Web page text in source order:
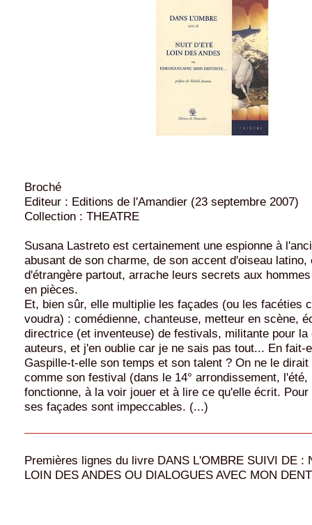
Broché
Editeur : Editions de l'Amandier (23 septembre 2007)
Collection : THEATRE
Susana Lastreto est certainement une espionne à
abusant de son charme, de son accent d'oiseau
d'étrangère partout, arrache leurs secrets aux
en pièces.
Et, bien sûr, elle multiplie les façades (ou les facéties
voudra) : comédienne, chanteuse, metteur en scène,
directrice (et inventeuse) de festivals, militante pour la
auteurs, et j'en oublie car je ne sais pas tout... En fait-
Gaspille-t-elle son temps et son talent ? On ne le
comme son festival (dans le 14° arrondissement,
fonctionne, à la voir jouer et à lire ce qu'elle écrit. Pour
ses façades sont impeccables. (...)
Premières lignes du livre DANS L'OMBRE SUIVI DE :
LOIN DES ANDES OU DIALOGUES AVEC MON